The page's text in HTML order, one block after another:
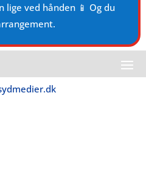
lige ved hånden 📱 Og du